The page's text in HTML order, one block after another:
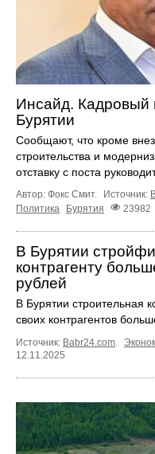
Инсайд. Кадровый
Бурятии
Сообщают, что кроме
строительства и
отставку с поста
Автор: Фокс Смит. Источник:
Политика
Бурятия 23982
В Бурятии
контрагенту
рублей
В Бурятии строительная
своих контрагентов
Источник: Babr24.com
12.11.2025